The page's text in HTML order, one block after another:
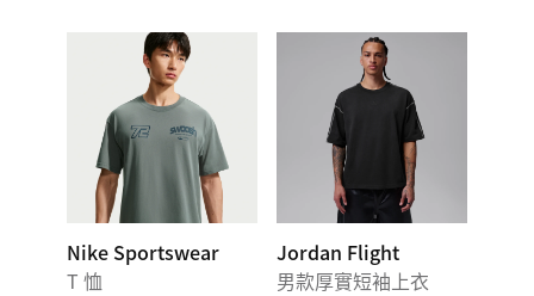
Nike Sportswear
T 恤
Jordan Flight
男款厚實短袖上衣